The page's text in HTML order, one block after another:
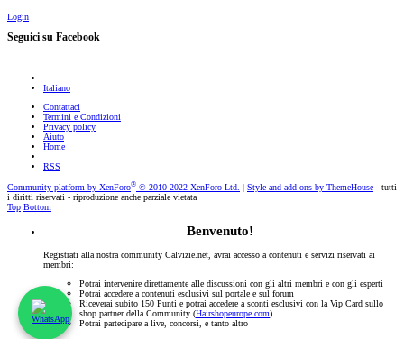
Login
Seguici su Facebook
Italiano
Contattaci
Termini e Condizioni
Privacy policy
Aiuto
Home
RSS
Community platform by XenForo® © 2010-2022 XenForo Ltd. Style and add-ons by ThemeHouse - tutti
i diritti riservati - riproduzione anche parziale vietata
Top Bottom
Benvenuto!
Registrati alla nostra community Calvizie.net, avrai accesso a contenuti e servizi riservati ai
membri:
Potrai intervenire direttamente alle discussioni con gli altri membri e con gli esperti
Potrai accedere a contenuti esclusivi sul portale e sul forum
Riceverai subito 150 Punti e potrai accedere a sconti esclusivi con la Vip Card sullo
shop partner della Community (Hairshopeurope.com)
Potrai partecipare a live, concorsi, e tanto altro